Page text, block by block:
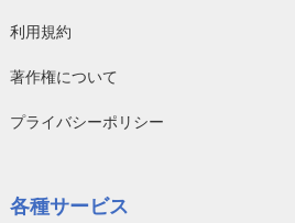
利用規約
著作権について
プライバシーポリシー
各種サービス